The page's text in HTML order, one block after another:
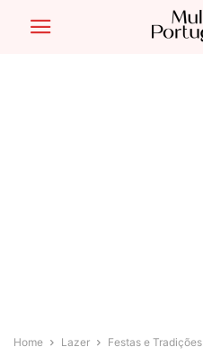
Home Lazer Festas e Tradições